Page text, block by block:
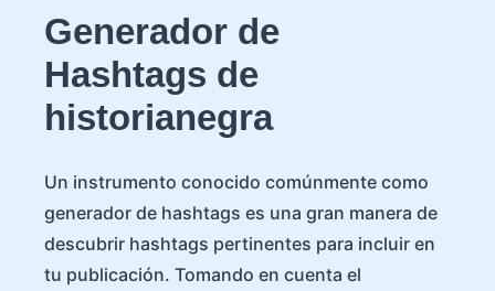
Generador de
Hashtags de
historianegra
Un instrumento conocido comúnmente como
generador de hashtags es una gran manera de
descubrir hashtags pertinentes para incluir en
tu publicación. Tomando en cuenta el